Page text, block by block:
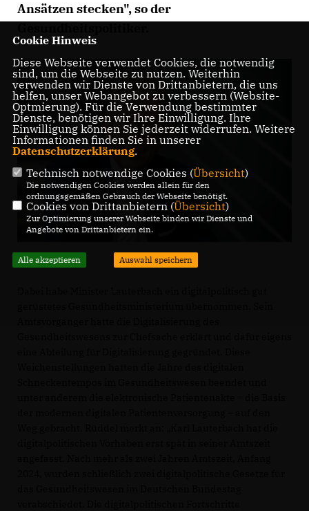
Ansätzen stecken", so der
Cookie Hinweis
Diese Webseite verwendet Cookies, die notwendig
sind, um die Webseite zu nutzen. Weiterhin
verwenden wir Dienste von Drittanbietern, die uns
helfen, unser Webangebot zu verbessern (Website-
Optmierung). Für die Verwendung bestimmter
Dienste, benötigen wir Ihre Einwilligung. Ihre
Einwilligung können Sie jederzeit widerrufen. Weitere
Informationen finden Sie in unserer
Datenschutzerklärung.
Technisch notwendige Cookies (Übersicht)
Die notwendigen Cookies werden allein für den
ordnungsgemäßen Gebrauch der Webseite benötigt.
Cookies von Drittanbietern (Übersicht)
Zur Optimierung unserer Webseite binden wir Dienste und
Angebote von Drittanbietern ein.
Alle akzeptieren Auswahl speichern